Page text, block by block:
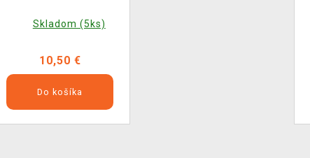
Skladom (5ks)
10,50 €
Do košíka